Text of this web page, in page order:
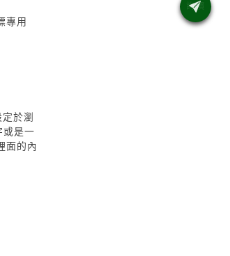
專用
於瀏
是一
面的內